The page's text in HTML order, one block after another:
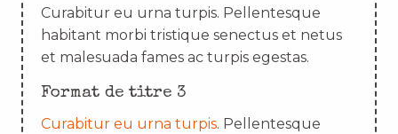
Curabitur eu urna turpis. Pellentesque
habitant morbi tristique senectus et netus
et malesuada fames ac turpis egestas.
Format de titre 3
Curabitur eu urna turpis. Pellentesque